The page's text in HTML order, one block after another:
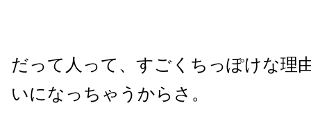
だって人って、すごくちっぽけな理
いになっちゃうからさ。